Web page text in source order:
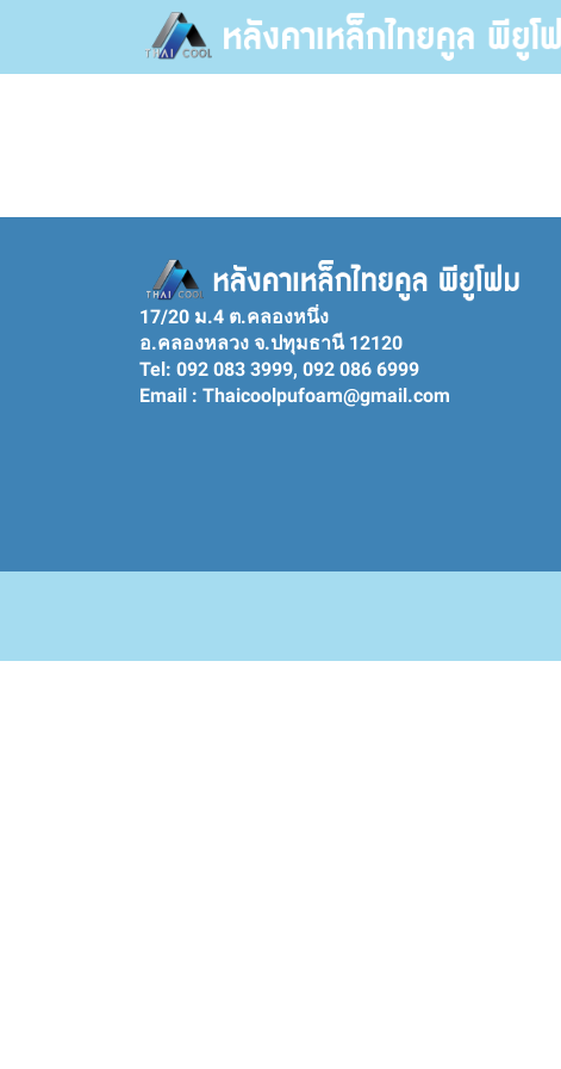
17/20 ม.4 ต.คลองหนึ่ง
อ.คลองหลวง จ.ปทุมธานี 12120
Tel: 092 083 3999, 092 086 6999
Email : Thaicoolpufoam@gmail.com